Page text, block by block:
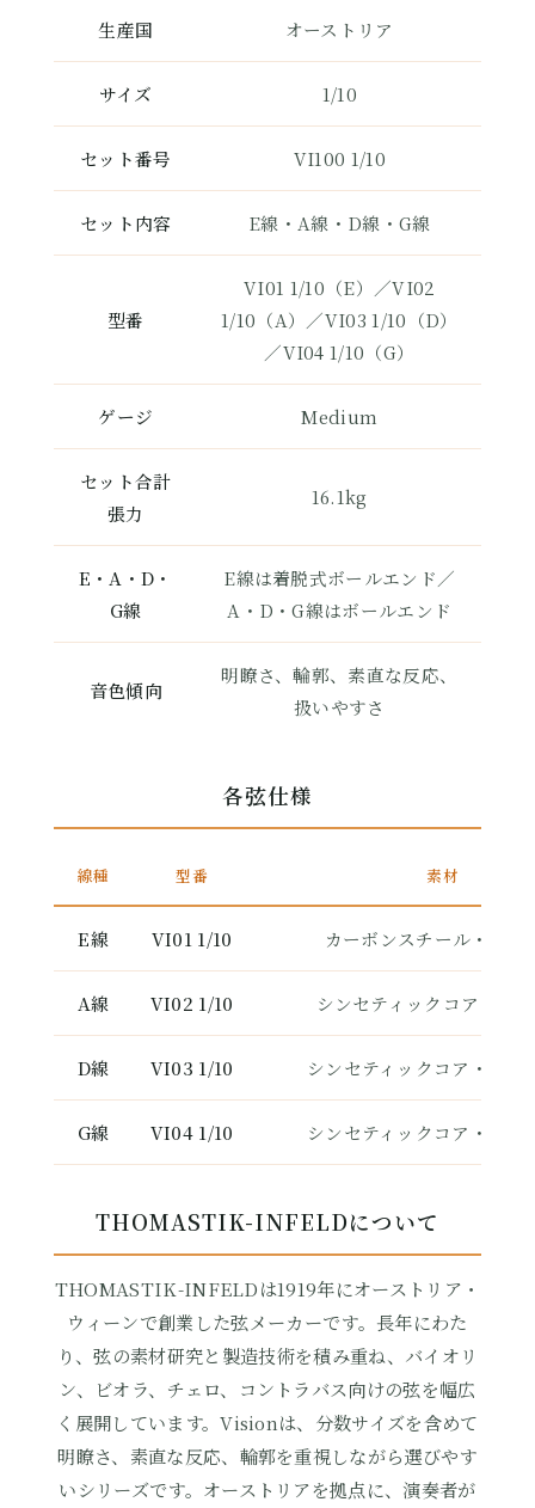
生産国 オーストリア
サイズ 1/10
セット番号 VI100 1/10
セット内容 E線・A線・D線・G線
型番
VI01 1/10（E）／VI02
1/10（A）／VI03 1/10（D）
／VI04 1/10（G）
ゲージ Medium
セット合計
張力
16.1kg
E・A・D・
G線
E線は着脱式ボールエンド／
A・D・G線はボールエンド
音色傾向
明瞭さ、輪郭、素直な反応、
扱いやすさ
各弦仕様
線種 型番 素材
E線 VI01 1/10 カーボンスチール・アル
A線 VI02 1/10 シンセティックコア・ア
D線 VI03 1/10 シンセティックコア・シル
G線 VI04 1/10 シンセティックコア・シル
THOMASTIK-INFELDについて
THOMASTIK-INFELDは1919年にオーストリア・
ウィーンで創業した弦メーカーです。長年にわた
り、弦の素材研究と製造技術を積み重ね、バイオリ
ン、ビオラ、チェロ、コントラバス向けの弦を幅広
く展開しています。Visionは、分数サイズを含めて
明瞭さ、素直な反応、輪郭を重視しながら選びやす
いシリーズです。オーストリアを拠点に、演奏者が